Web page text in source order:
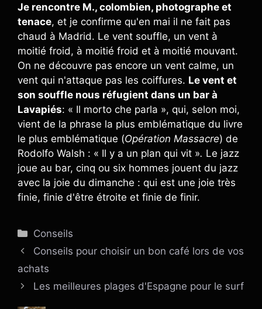
Je rencontre M., colombien, photographe et
tenace, et je confirme qu'en mai il ne fait pas
chaud à Madrid. Le vent souffle, un vent à
moitié froid, à moitié froid et à moitié mouvant.
On ne découvre pas encore un vent calme, un
vent qui n'attaque pas les coiffures. Le vent et
son souffle nous réfugient dans un bar à
Lavapiés: « Il morto che parla », qui, selon moi,
vient de la phrase la plus emblématique du livre
le plus emblématique (Opération Massacre) de
Rodolfo Walsh : « Il y a un plan qui vit ». Le jazz
joue au bar, cinq ou six hommes jouent du jazz
avec la joie du dimanche : qui est une joie très
finie, finie d'être étroite et finie de finir.
Catégories
Conseils
Conseils pour choisir un bon café lors de vos
achats
Les meilleures plages d'Espagne pour le surf